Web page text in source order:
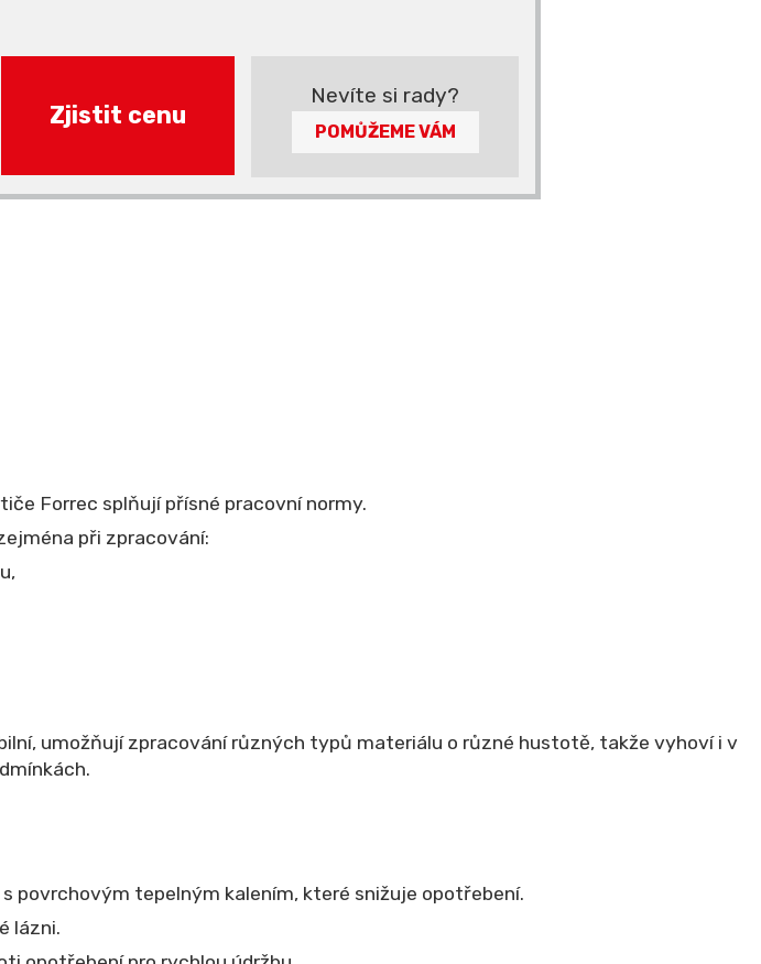
Zjistit cenu
Nevíte si rady?
POMŮŽEME VÁM
Forrec splňují přísné pracovní normy.
při zpracování:
umožňují zpracování různých typů materiálu o různé hustotě, takže vyhoví i v
povrchovým tepelným kalením, které snižuje opotřebení.
lázni.